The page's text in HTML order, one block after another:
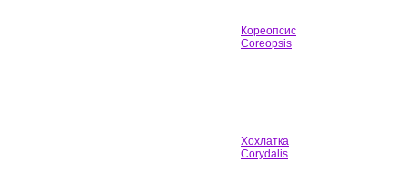
Кореопсис
Coreopsis
Хохлатка
Corydalis